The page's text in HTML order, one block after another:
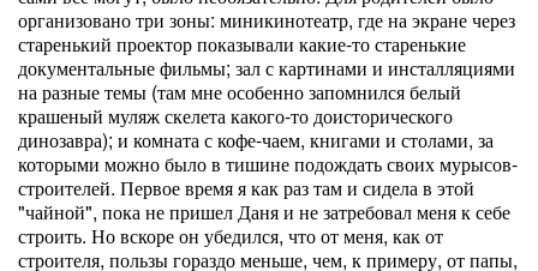
организовано три зоны: миникинотеатр, где на экране через
старенький проектор показывали какие-то старенькие
документальные фильмы; зал с картинами и инсталляциями
на разные темы (там мне особенно запомнился белый
крашеный муляж скелета какого-то доисторического
динозавра); и комната с кофе-чаем, книгами и столами, за
которыми можно было в тишине подождать своих мурысов-
строителей. Первое время я как раз там и сидела в этой
"чайной", пока не пришел Даня и не затребовал меня к себе
строить. Но вскоре он убедился, что от меня, как от
строителя, пользы гораздо меньше, чем, к примеру, от папы,